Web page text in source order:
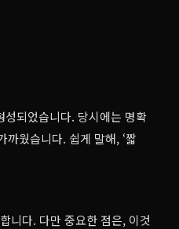
되었습니다. 당시에는 명확
웠습니다. 쉽게 말해, ‘짧
니다. 다만 중요한 점은, 이것